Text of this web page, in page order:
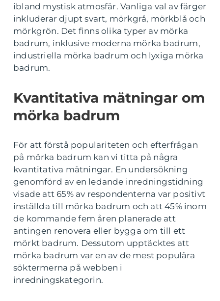
ibland mystisk atmosfär. Vanliga val av färger
inkluderar djupt svart, mörkgrå, mörkblå och
mörkgrön. Det finns olika typer av mörka
badrum, inklusive moderna mörka badrum,
industriella mörka badrum och lyxiga mörka
badrum.
Kvantitativa mätningar om
mörka badrum
För att förstå populariteten och efterfrågan
på mörka badrum kan vi titta på några
kvantitativa mätningar. En undersökning
genomförd av en ledande inredningstidning
visade att 65% av respondenterna var positivt
inställda till mörka badrum och att 45% inom
de kommande fem åren planerade att
antingen renovera eller bygga om till ett
mörkt badrum. Dessutom upptäcktes att
mörka badrum var en av de mest populära
söktermerna på webben i
inredningskategorin.